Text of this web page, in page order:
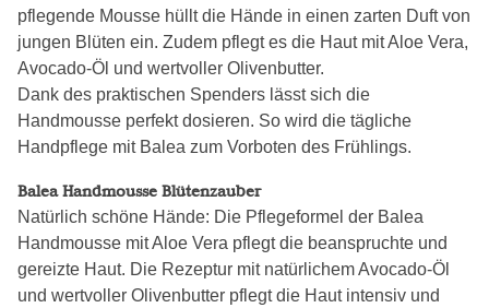
pflegende Mousse hüllt die Hände in einen zarten Duft von
jungen Blüten ein. Zudem pflegt es die Haut mit Aloe Vera,
Avocado-Öl und wertvoller Olivenbutter.
Dank des praktischen Spenders lässt sich die
Handmousse perfekt dosieren. So wird die tägliche
Handpflege mit Balea zum Vorboten des Frühlings.
Balea Handmousse Blütenzauber
Natürlich schöne Hände: Die Pflegeformel der Balea
Handmousse mit Aloe Vera pflegt die beanspruchte und
gereizte Haut. Die Rezeptur mit natürlichem Avocado-Öl
und wertvoller Olivenbutter pflegt die Haut intensiv und